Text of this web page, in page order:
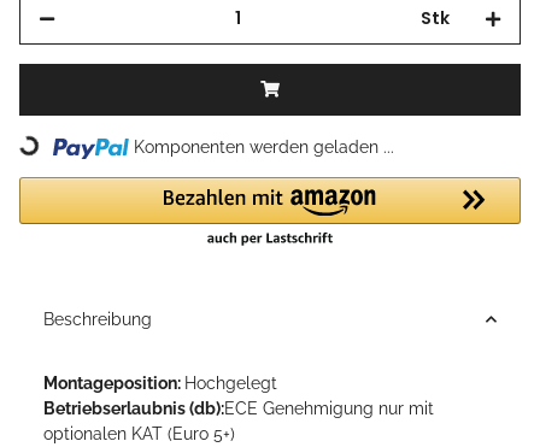
Stk
Loading... Komponenten werden geladen ...
Beschreibung
Montageposition: Hochgelegt
Betriebserlaubnis (db):ECE Genehmigung nur mit
optionalen KAT (Euro 5+)